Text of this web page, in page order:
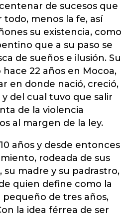
de sucesos que
todo, menos la fe, así
su existencia, como
que a su paso se
de sueños e ilusión. Su
22 años en Mocoa,
en donde nació, creció,
del cual tuvo que salir
de la violencia
al margen de la ley.
años y desde entonces
rodeada de sus
madre y su padrastro,
quien define como la
pequeño de tres años,
la idea férrea de ser